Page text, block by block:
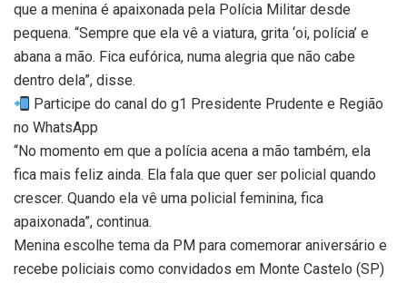
que a menina é apaixonada pela Polícia Militar desde
pequena. “Sempre que ela vê a viatura, grita ‘oi, polícia’ e
abana a mão. Fica eufórica, numa alegria que não cabe
dentro dela”, disse.
Participe do canal do g1 Presidente Prudente e Região
no WhatsApp
“No momento em que a polícia acena a mão também, ela
fica mais feliz ainda. Ela fala que quer ser policial quando
crescer. Quando ela vê uma policial feminina, fica
apaixonada”, continua.
Menina escolhe tema da PM para comemorar aniversário e
recebe policiais como convidados em Monte Castelo (SP)